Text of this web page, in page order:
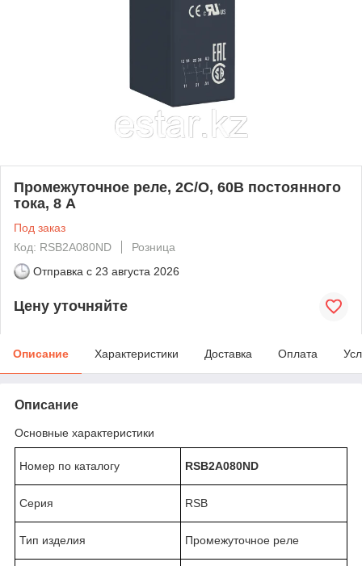
Промежуточное реле, 2С/О, 60В постоянного
тока, 8 А
Под заказ
Код: RSB2A080ND
Розница
Отправка с 23 августа 2026
Цену уточняйте
Описание Характеристики Доставка Оплата
Описание
Основные характеристики
Номер по каталогу RSB2A080ND
Серия RSB
Тип изделия Промежуточное реле